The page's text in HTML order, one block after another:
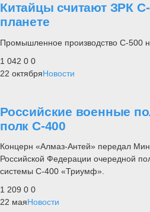
Китайцы считают ЗРК
планете
Промышленное производство С-500
1 042 0 0
22 октябряНовости
Российские военные
полк С-400
Концерн «Алмаз-Антей» передал
Российской Федерации очередной
системы С-400 «Триумф».
1 209 0 0
22 маяНовости